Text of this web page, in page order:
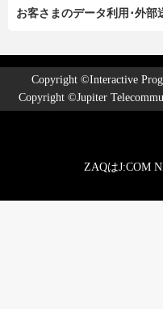
お客さまのデータ利用･外部
Copyright ©Interactive
Copyright ©Jupiter
ZAQはJ:COM